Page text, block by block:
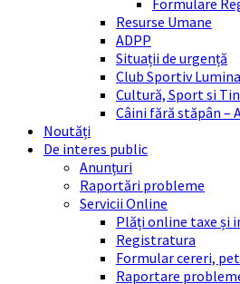
Formulare
Resurse Umane
ADPP
Situații de urgență
Club Sportiv Lumina
Cultură, Sport si
Câini fără stăpân –
Noutăți
De interes public
Anunțuri
Raportări probleme
Servicii Online
Plăți online taxe și
Registratura
Formular cereri,
Raportare